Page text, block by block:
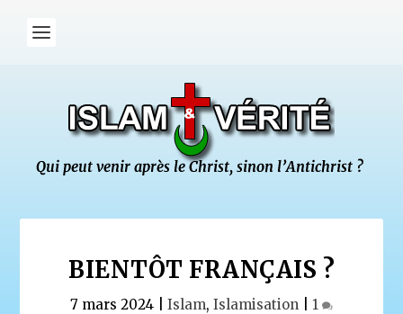
BIENTÔT FRANÇAIS ?
7 mars 2024 Islam, Islamisation 1